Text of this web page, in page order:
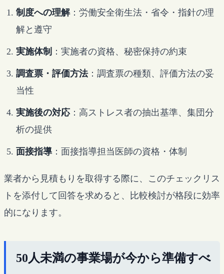
制度への理解：労働安全衛生法・省令・指針の理
解と遵守
実施体制 ：実施者の資格、秘密保持の約束
調査票・評価方法：調査票の種類、評価方法の妥
当性
実施後の対応：高ストレス者の抽出基準、集団分
析の提供
面接指導 ：面接指導担当医師の資格・体制
業者から見積もりを取得する際に、このチェックリス
トを添付して回答を求めると、比較検討が格段に効率
的になります。
50人未満の事業場が今から準備すべ